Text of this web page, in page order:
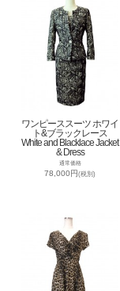
ワンピーススーツ ホワイ
ト&ブラックレース
White and Blacklace Jacket
& Dress
通常価格
78,000円(税別)